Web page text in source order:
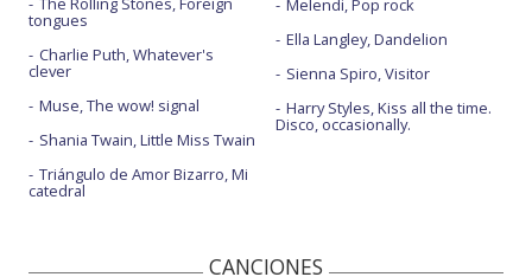
tongues
Charlie Puth, Whatever's
clever
Muse, The wow! signal
Shania Twain, Little Miss Twain
Triángulo de Amor Bizarro, Mi
catedral
Melendi, Pop rock
Ella Langley, Dandelion
Sienna Spiro, Visitor
Harry Styles, Kiss all the time.
Disco, occasionally.
CANCIONES